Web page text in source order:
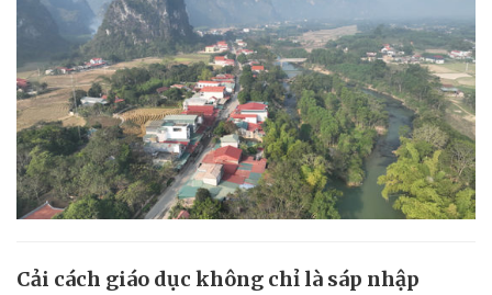
Cải cách giáo dục không chỉ là sáp nhập